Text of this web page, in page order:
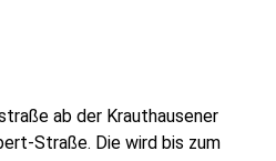
ab der Krauthausener
Straße. Die wird bis zum